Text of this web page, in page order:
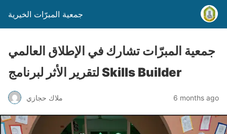
جمعية المبرّات الخيرية
جمعية المبرّات تشارك في الإطلاق العالمي
لتقرير الأثر لبرنامج Skills Builder
ملاك حجازي 6 months ago